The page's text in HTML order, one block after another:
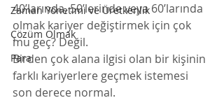
Zaman Yönetimi ve Üretkenlik
Çözüm Olmak
Para
40’larında, 50’lerinde veya 60’larında
olmak kariyer değiştirmek için çok
mu geç? Değil.
Birden çok alana ilgisi olan bir kişinin
farklı kariyerlere geçmek istemesi
son derece normal.